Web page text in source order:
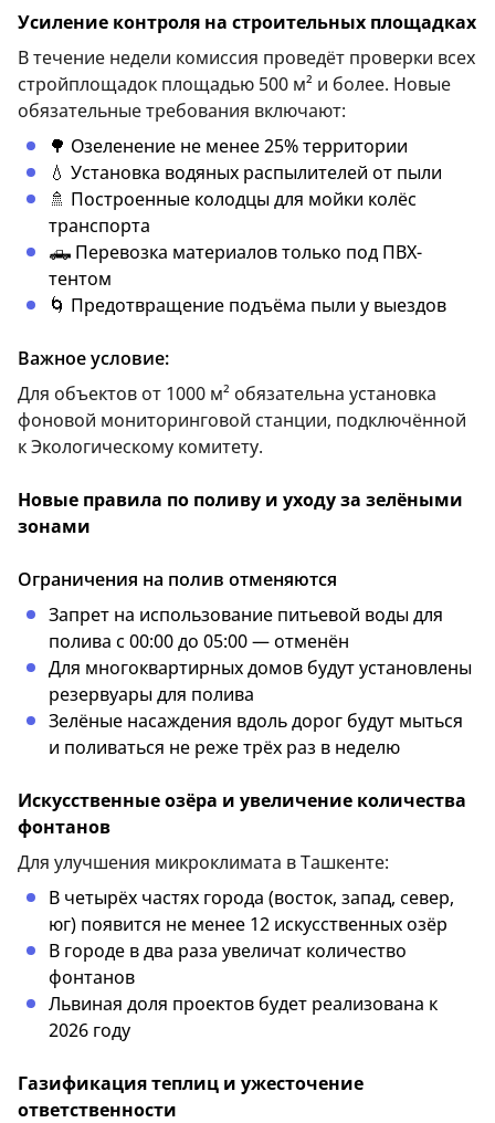
Усиление контроля на строительных площадках
В течение недели комиссия проведёт проверки всех
стройплощадок площадью 500 м² и более. Новые
обязательные требования включают:
🌳 Озеленение не менее 25% территории
💧 Установка водяных распылителей от пыли
🚿 Построенные колодцы для мойки колёс
транспорта
🛻 Перевозка материалов только под ПВХ-
тентом
🌀 Предотвращение подъёма пыли у выездов
Важное условие:
Для объектов от 1000 м² обязательна установка
фоновой мониторинговой станции, подключённой
к Экологическому комитету.
Новые правила по поливу и уходу за зелёными
зонами
Ограничения на полив отменяются
Запрет на использование питьевой воды для
полива с 00:00 до 05:00 — отменён
Для многоквартирных домов будут установлены
резервуары для полива
Зелёные насаждения вдоль дорог будут мыться
и поливаться не реже трёх раз в неделю
Искусственные озёра и увеличение количества
фонтанов
Для улучшения микроклимата в Ташкенте:
В четырёх частях города (восток, запад, север,
юг) появится не менее 12 искусственных озёр
В городе в два раза увеличат количество
фонтанов
Львиная доля проектов будет реализована к
2026 году
Газификация теплиц и ужесточение
ответственности